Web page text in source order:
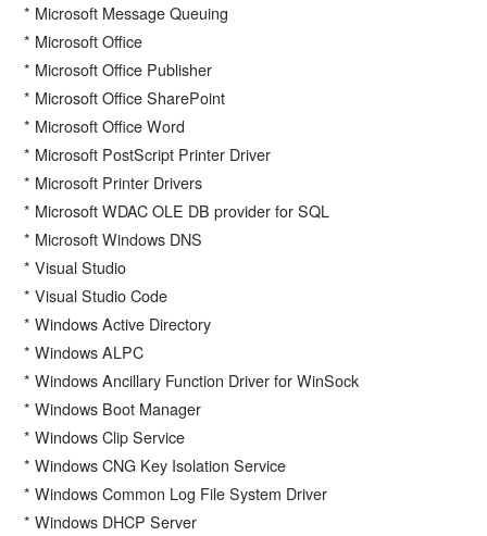
* Microsoft Message Queuing
* Microsoft Office
* Microsoft Office Publisher
* Microsoft Office SharePoint
* Microsoft Office Word
* Microsoft PostScript Printer Driver
* Microsoft Printer Drivers
* Microsoft WDAC OLE DB provider for SQL
* Microsoft Windows DNS
* Visual Studio
* Visual Studio Code
* Windows Active Directory
* Windows ALPC
* Windows Ancillary Function Driver for WinSock
* Windows Boot Manager
* Windows Clip Service
* Windows CNG Key Isolation Service
* Windows Common Log File System Driver
* Windows DHCP Server